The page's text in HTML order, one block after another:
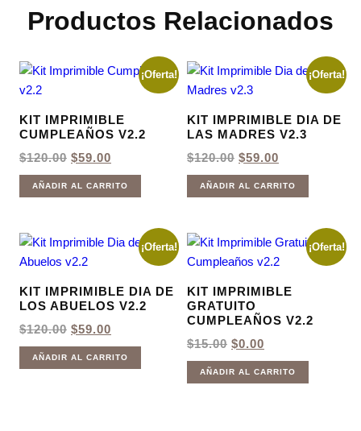
Productos Relacionados
¡Oferta!
KIT IMPRIMIBLE
CUMPLEAÑOS V2.2
$120.00 EL
ORIGINAL
ERA:
$59.00
ACTUAL
ES:
AÑADIR AL CARRITO
¡Oferta!
KIT IMPRIMIBLE DIA DE
LAS MADRES V2.3
$120.00 EL
ORIGINAL
ERA:
$59.00
ACTUAL
ES:
AÑADIR AL CARRITO
¡Oferta!
KIT IMPRIMIBLE DIA DE
LOS ABUELOS V2.2
$120.00 EL
PRECIO
ORIGINAL
ERA:
$59.00
PRECIO
ACTUAL
ES:
AÑADIR AL CARRITO
¡Oferta!
KIT IMPRIMIBLE
GRATUITO
CUMPLEAÑOS V2.2
$15.00 EL
PRECIO
ORIGINAL
ERA:
$0.00
PRECIO
ACTUAL
ES:
AÑADIR AL CARRITO